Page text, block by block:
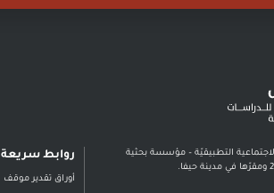
التطبيقيّة – مؤسسة بحثية
روابط سريعة
أوراق تقدير موقف